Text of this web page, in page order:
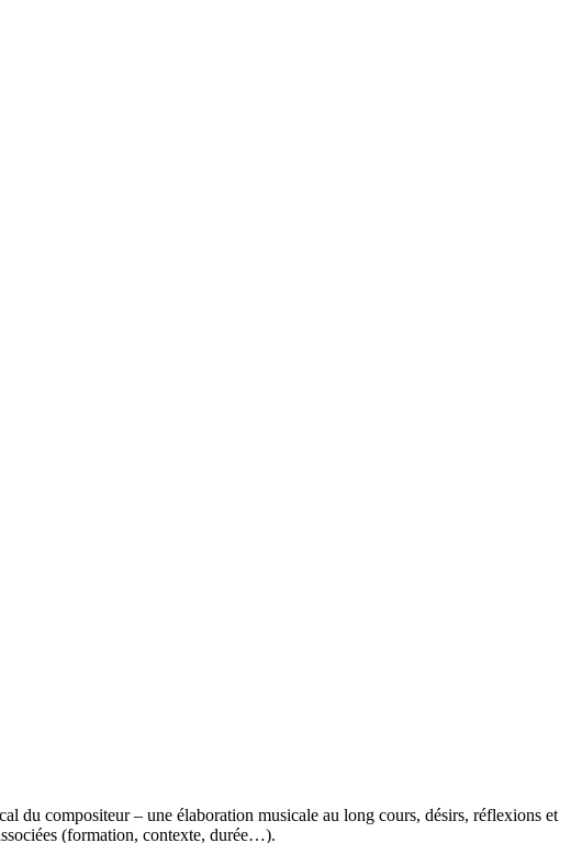
du compositeur – une élaboration musicale au long cours, désirs, réflexions et
(formation, contexte, durée…).